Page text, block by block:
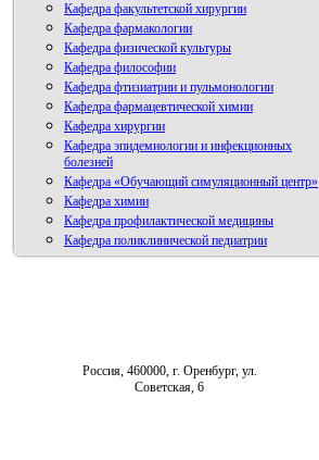
Кафедра факультетской хирургии
Кафедра фармакологии
Кафедра физической культуры
Кафедра философии
Кафедра фтизиатрии и пульмонологии
Кафедра фармацевтической химии
Кафедра хирургии
Кафедра эпидемиологии и инфекционных
болезней
Кафедра «Обучающий симуляционный центр»
Кафедра химии
Кафедра профилактической медицины
Кафедра поликлинической педиатрии
Россия, 460000, г. Оренбург, ул.
Советская, 6